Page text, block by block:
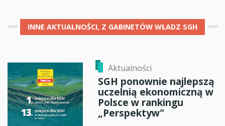
INNE AKTUALNOŚCI, Z GABINETÓW WŁADZ SGH
Aktualności
SGH ponownie najlepszą
uczelnią ekonomiczną w
Polsce w rankingu
„Perspektyw"